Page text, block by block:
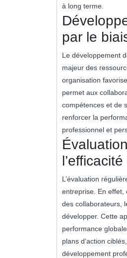
à long terme.
par le
Le développement
majeur des
organisation
permet aux
compétences et de
renforcer la
professionnel et
L’évaluation
entreprise. En effet,
des collaborateurs,
développer. Cette
performance
plans d’action
développement